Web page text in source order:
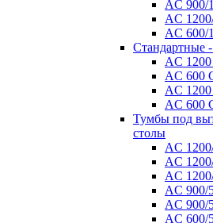
AC 900/
AC
AC 600/
Стандартные
AC
AC 600
AC
AC 600
Тумбы под
столы
AC
AC
AC
AC 900/
AC 900/
AC 600/